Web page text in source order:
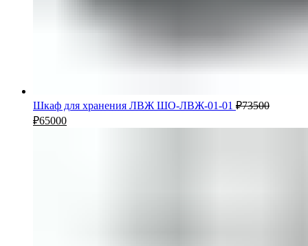
Шкаф для хранения ЛВЖ ШО-ЛВЖ-01-01 ₽73500
₽65000